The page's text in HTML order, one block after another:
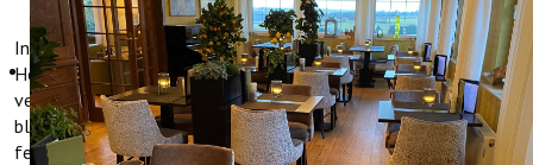
In het voorjaar gebeurt er iets bijzonders in het Oleftal bij
Hollerath. Waar het dal in de winter nog rustig en groen is,
verandert het tussen maart en april in een uitgestrekt veld vol
bloeiende wilde narcissen. Miljoenen bloemen kleuren de weiden
felgeel en maken van het dal een van de meest bijzondere